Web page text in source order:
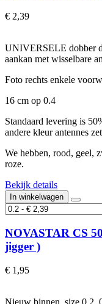
€ 2,39
UNIVERSELE dobber
aankan met wisselbare
Foto rechts enkele
16 cm op 0.4
Standaard levering is
andere kleur antennes
We hebben, rood, geel,
roze.
Bekijk details
In winkelwagen
NOVASTAR CS
jigger )
€ 1,95
Nieuw binnen size